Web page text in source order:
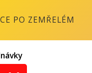
PO ZEMŘELÉM